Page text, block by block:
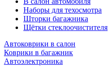
Наборы для техосмотра
Шторки багажника
Щётки стеклоочистителя
Автоковрики в салон
Коврики в багажник
Автоэлектроника